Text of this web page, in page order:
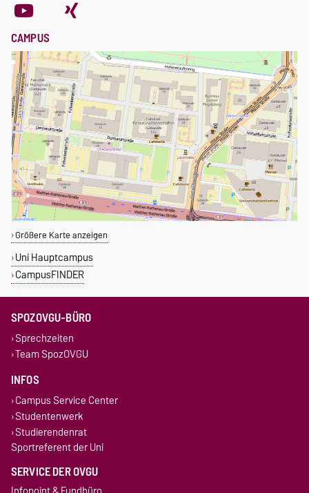
CAMPUS
Größere Karte anzeigen
Uni Hauptcampus
CampusFINDER
SPOZOVGU-BÜRO
Sprechzeiten
Team SpozOVGU
INFOS
Campus Service Center
Studentenwerk
Studierendenrat
Sportreferent der Uni
SERVICE DER OVGU